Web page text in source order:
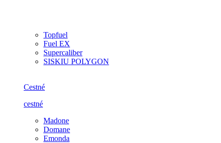
Topfuel
Fuel EX
Supercaliber
SISKIU POLYGON
Cestné
cestné
Madone
Domane
Emonda